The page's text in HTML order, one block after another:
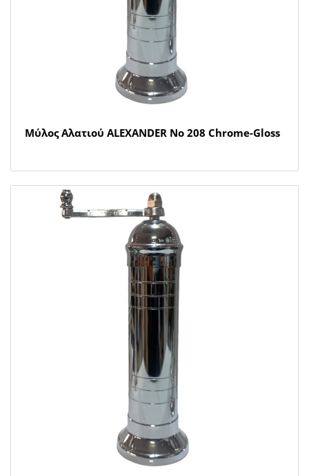
Μύλος Αλατιού ALEXANDER Νο 208 Chrome-Gloss